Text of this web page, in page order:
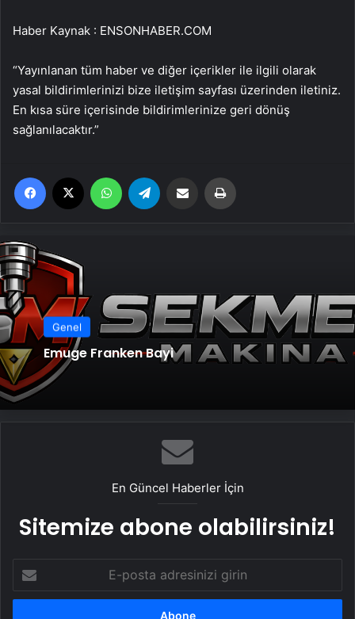
Haber Kaynak : ENSONHABER.COM
“Yayınlanan tüm haber ve diğer içerikler ile ilgili olarak
yasal bildirimlerinizi bize iletişim sayfası üzerinden iletiniz.
En kısa süre içerisinde bildirimlerinize geri dönüş
sağlanılacaktır.”
Facebook WhatsApp Email'den paylaş
Genel
Emuge Franken Bayi
En Güncel Haberler İçin
Sitemize abone olabilirsiniz!
posta
adresinizi